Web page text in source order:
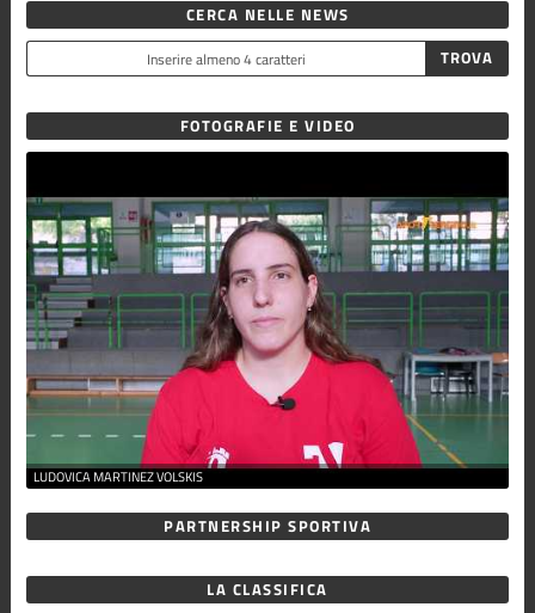
CERCA NELLE NEWS
FOTOGRAFIE E VIDEO
LUDOVICA MARTINEZ VOLSKIS
PARTNERSHIP SPORTIVA
LA CLASSIFICA